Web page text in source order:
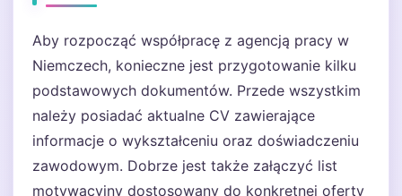
Aby rozpocząć współpracę z agencją pracy w
Niemczech, konieczne jest przygotowanie kilku
podstawowych dokumentów. Przede wszystkim
należy posiadać aktualne CV zawierające
informacje o wykształceniu oraz doświadczeniu
zawodowym. Dobrze jest także załączyć list
motywacyjny dostosowany do konkretnej oferty